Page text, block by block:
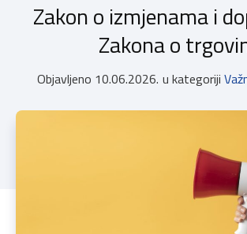
Zakon o izmjenama i
Zakona o
Objavljeno 10.06.2026. u kategoriji